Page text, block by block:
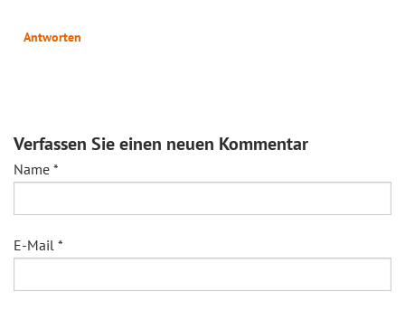
Antworten
Verfassen Sie einen neuen Kommentar
Name *
E-Mail *